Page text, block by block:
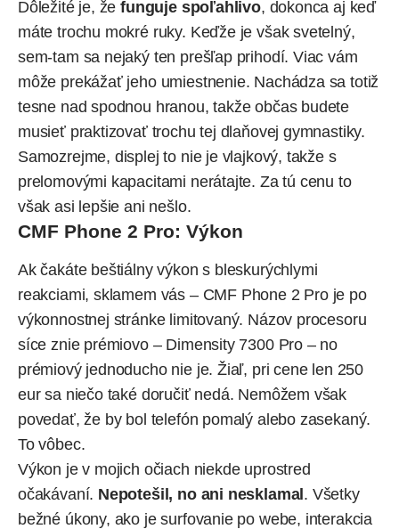
Dôležité je, žefunguje spoľahlivo, dokonca aj keď
máte trochu mokré ruky. Keďže je však svetelný,
sem-tam sa nejaký ten prešľap prihodí. Viac vám
môže prekážať jeho umiestnenie. Nachádza sa totiž
tesne nad spodnou hranou, takže občas budete
musieť praktizovať trochu tej dlaňovej gymnastiky.
Samozrejme, displej to nie je vlajkový, takže s
prelomovými kapacitami nerátajte. Za tú cenu to
však asi lepšie ani nešlo.
CMF Phone 2 Pro: Výkon
Ak čakáte beštiálny výkon s bleskurýchlymi
reakciami, sklamem vás – CMF Phone 2 Pro je po
výkonnostnej stránke limitovaný. Názov procesoru
síce znie prémiovo – Dimensity 7300 Pro – no
prémiový jednoducho nie je. Žiaľ, pri cene len 250
eur sa niečo také doručiť nedá. Nemôžem však
povedať, že by bol telefón pomalý alebo zasekaný.
To vôbec.
Výkon je v mojich očiach niekde uprostred
očakávaní. Nepotešil, no ani nesklamal. Všetky
bežné úkony, ako je surfovanie po webe, interakcia